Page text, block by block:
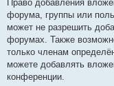
Право добавления
форума, группы или
может не разрешить
форумах. Также
только членам
можете добавлять
конференции.